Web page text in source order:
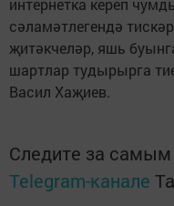
сәламәтлегендә
җитәкчеләр, яшь
шартлар тудырырга
Васил Хаҗиев.
Следите за
Telegram-канале